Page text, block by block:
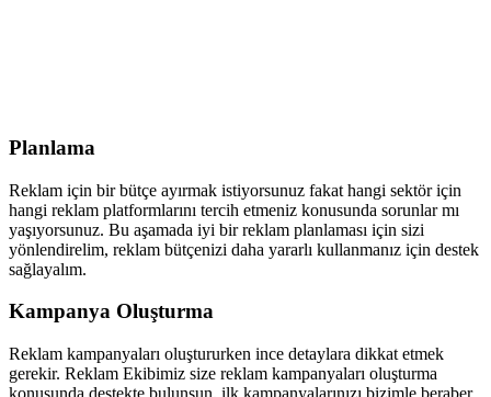
Planlama
Reklam için bir bütçe ayırmak istiyorsunuz fakat hangi sektör için
hangi reklam platformlarını tercih etmeniz konusunda sorunlar mı
yaşıyorsunuz. Bu aşamada iyi bir reklam planlaması için sizi
yönlendirelim, reklam bütçenizi daha yararlı kullanmanız için destek
sağlayalım.
Kampanya Oluşturma
Reklam kampanyaları oluştururken ince detaylara dikkat etmek
gerekir. Reklam Ekibimiz size reklam kampanyaları oluşturma
konusunda destekte bulunsun, ilk kampanyalarınızı bizimle beraber